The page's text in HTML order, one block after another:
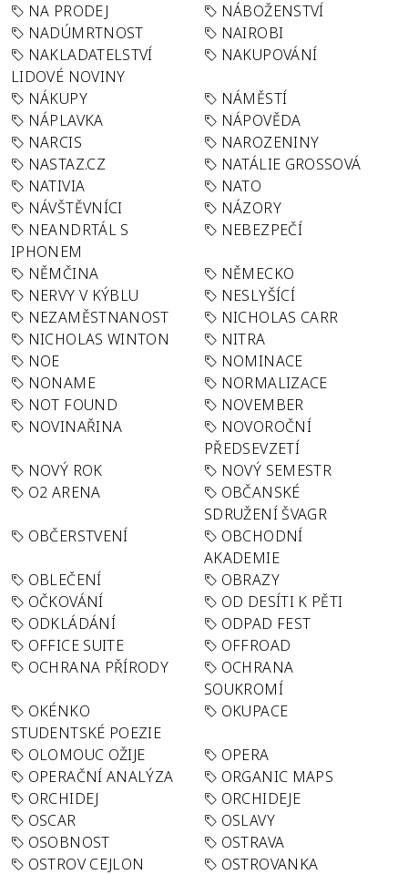
NA PRODEJ
NÁBOŽENSTVÍ
NADÚMRTNOST
NAIROBI
NAKLADATELSTVÍ
LIDOVÉ NOVINY
NAKUPOVÁNÍ
NÁKUPY
NÁMĚSTÍ
NÁPLAVKA
NÁPOVĚDA
NARCIS
NAROZENINY
NASTAZ.CZ
NATÁLIE GROSSOVÁ
NATIVIA
NATO
NÁVŠTĚVNÍCI
NÁZORY
NEANDRTÁL S
IPHONEM
NEBEZPEČÍ
NĚMČINA
NĚMECKO
NERVY V KÝBLU
NESLYŠÍCÍ
NEZAMĚSTNANOST
NICHOLAS CARR
NICHOLAS WINTON
NITRA
NOE
NOMINACE
NONAME
NORMALIZACE
NOT FOUND
NOVEMBER
NOVINAŘINA
NOVOROČNÍ
PŘEDSEVZETÍ
NOVÝ ROK
NOVÝ SEMESTR
O2 ARENA
OBČANSKÉ
SDRUŽENÍ ŠVAGR
OBČERSTVENÍ
OBCHODNÍ
AKADEMIE
OBLEČENÍ
OBRAZY
OČKOVÁNÍ
OD DESÍTI K PĚTI
ODKLÁDÁNÍ
ODPAD FEST
OFFICE SUITE
OFFROAD
OCHRANA PŘÍRODY
OCHRANA
SOUKROMÍ
OKÉNKO
STUDENTSKÉ POEZIE
OKUPACE
OLOMOUC OŽIJE
OPERA
OPERAČNÍ ANALÝZA
ORGANIC MAPS
ORCHIDEJ
ORCHIDEJE
OSCAR
OSLAVY
OSOBNOST
OSTRAVA
OSTROV CEJLON
OSTROVANKA